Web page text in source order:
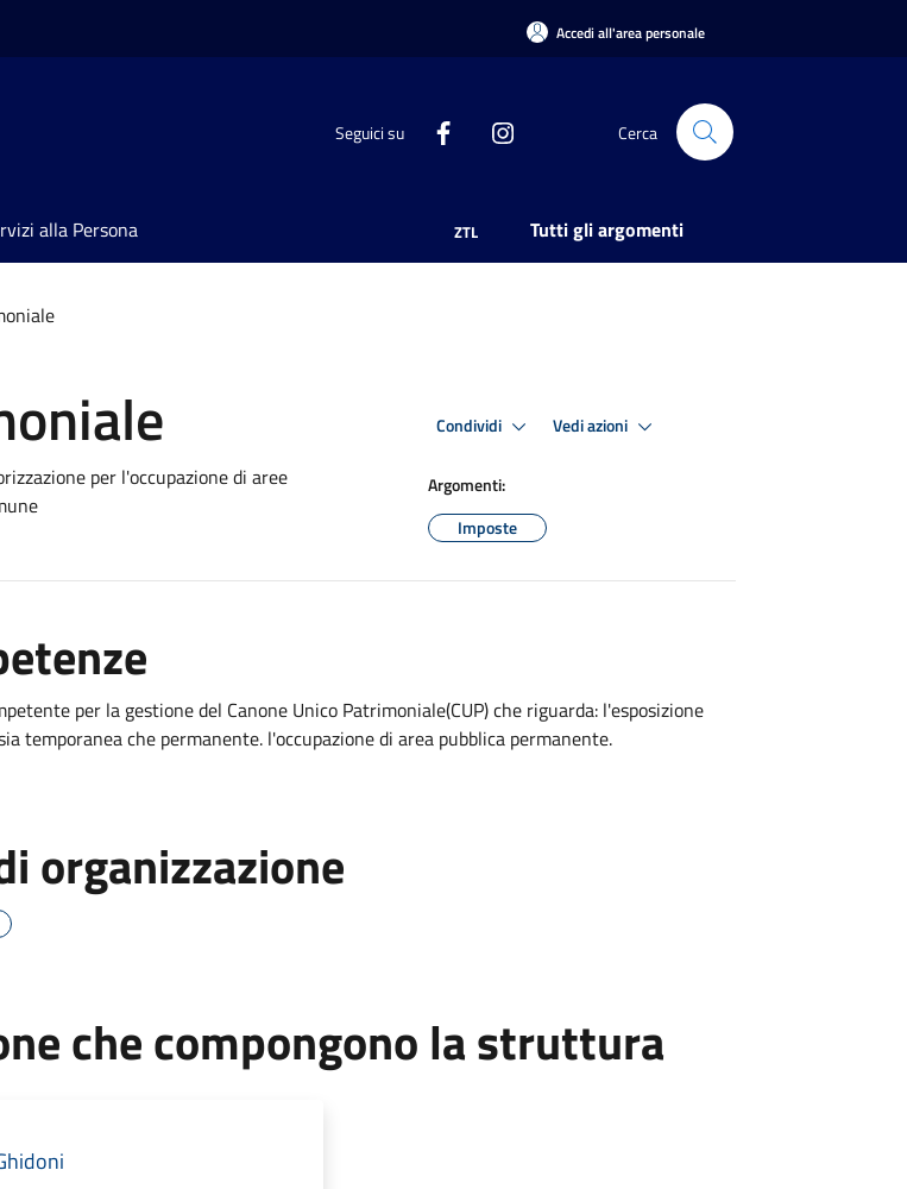
Accedi all'area personale
Seguici su Cerca
alla Persona ZTL Tutti gli argomenti
per l'occupazione di aree
Condividi Vedi azioni
Argomenti:
Imposte
per la gestione del Canone Unico Patrimoniale(CUP) che riguarda: l'esposizione
temporanea che permanente. l'occupazione di area pubblica permanente.
organizzazione
che compongono la struttura